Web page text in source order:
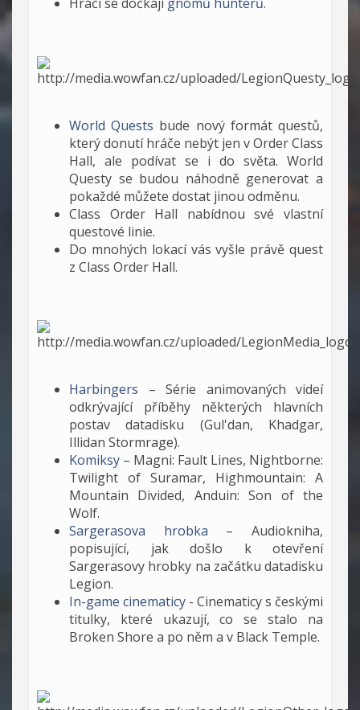
World Quests bude nový formát questů,
který donutí hráče nebýt jen v Order Class
Hall, ale podívat se i do světa. World
Questy se budou náhodně generovat a
pokaždé můžete dostat jinou odměnu.
Class Order Hall nabídnou své vlastní
questové linie.
Do mnohých lokací vás vyšle právě quest
z Class Order Hall.
Harbingers – Série animovaných videí
odkrývající příběhy některých hlavních
postav datadisku (Gul'dan, Khadgar,
Illidan Stormrage).
Komiksy – Magni: Fault Lines, Nightborne:
Twilight of Suramar, Highmountain: A
Mountain Divided, Anduin: Son of the
Wolf.
Sargerasova hrobka – Audiokniha,
popisující, jak došlo k otevření
Sargerasovy hrobky na začátku datadisku
Legion.
In-game cinematicy - Cinematicy s českými
titulky, které ukazují, co se stalo na
Broken Shore a po něm a v Black Temple.